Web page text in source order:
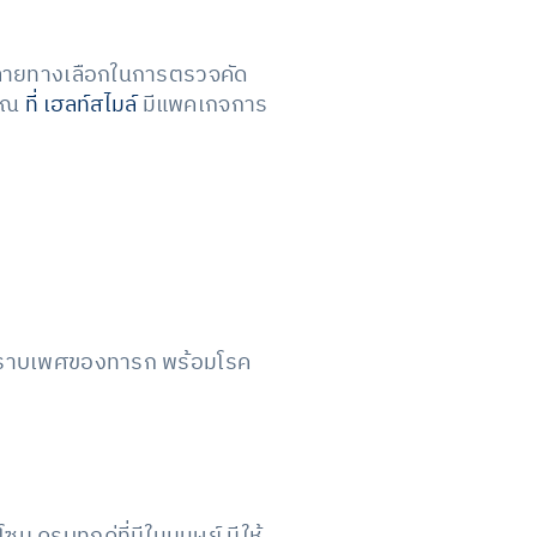
ยทางเลือกในการตรวจคัด
ณ ที่ เฮลท์สไมล์มีแพคเกจการ
บเพศของทารก พร้อมโรค